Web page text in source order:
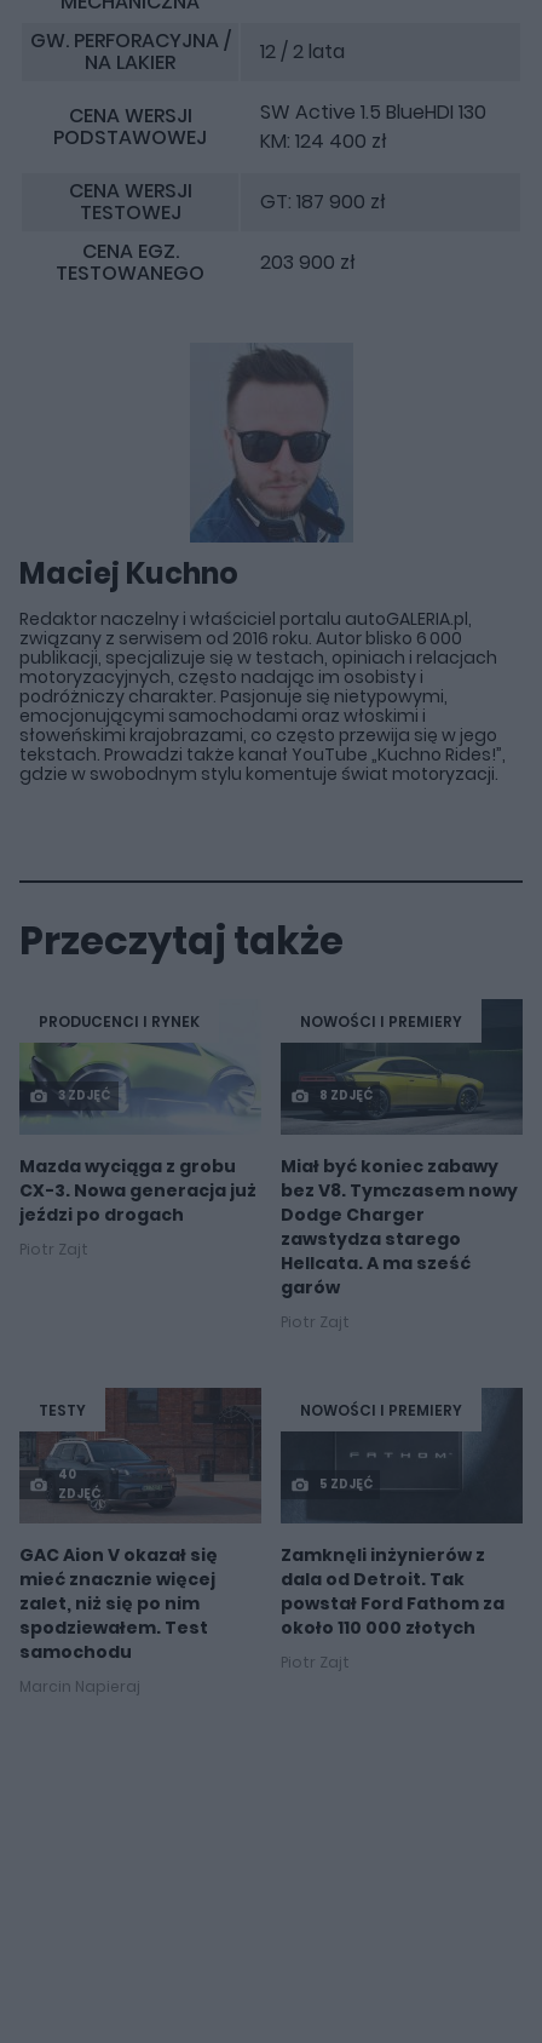
GW. PERFORACYJNA /
NA LAKIER 12 / 2 lata
CENA WERSJI
PODSTAWOWEJ
SW Active 1.5 BlueHDI 130
KM: 124 400 zł
CENA WERSJI
TESTOWEJ
GT: 187 900 zł
CENA EGZ.
TESTOWANEGO 203 900 zł
Maciej Kuchno
Redaktor naczelny i właściciel portalu autoGALERIA.pl,
związany z serwisem od 2016 roku. Autor blisko 6 000
publikacji, specjalizuje się w testach, opiniach i relacjach
motoryzacyjnych, często nadając im osobisty i
podróżniczy charakter. Pasjonuje się nietypowymi,
emocjonującymi samochodami oraz włoskimi i
słoweńskimi krajobrazami, co często przewija się w jego
tekstach. Prowadzi także kanał YouTube „Kuchno Rides!”,
gdzie w swobodnym stylu komentuje świat motoryzacji.
Przeczytaj także
PRODUCENCI I RYNEK
3 ZDJĘĆ
Mazda wyciąga z grobu
CX-3. Nowa generacja już
jeździ po drogach
Piotr Zajt
NOWOŚCI I PREMIERY
8 ZDJĘĆ
Miał być koniec zabawy
bez V8. Tymczasem nowy
Dodge Charger
zawstydza starego
Hellcata. A ma sześć
garów
Piotr Zajt
TESTY
40
ZDJĘĆ
GAC Aion V okazał się
mieć znacznie więcej
zalet, niż się po nim
spodziewałem. Test
samochodu
Marcin Napieraj
NOWOŚCI I PREMIERY
5 ZDJĘĆ
Zamknęli inżynierów z
dala od Detroit. Tak
powstał Ford Fathom za
około 110 000 złotych
Piotr Zajt